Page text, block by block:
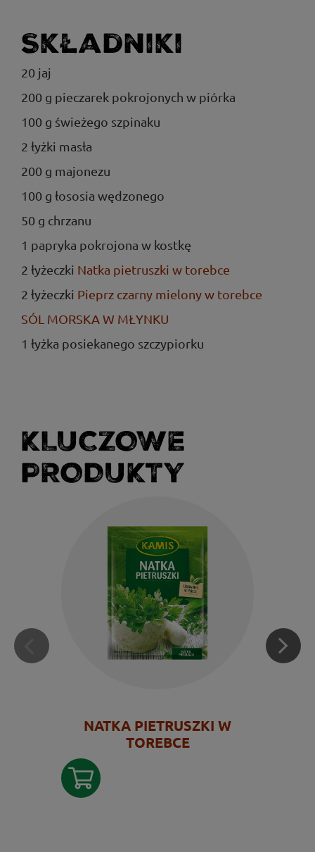
Składniki
20 jaj
200 g pieczarek pokrojonych w piórka
100 g świeżego szpinaku
2 łyżki masła
200 g majonezu
100 g łososia wędzonego
50 g chrzanu
1 papryka pokrojona w kostkę
2 łyżeczki Natka pietruszki w torebce
2 łyżeczki Pieprz czarny mielony w torebce
SÓL MORSKA W MŁYNKU
1 łyżka posiekanego szczypiorku
KLUCZOWE
PRODUKTY
NATKA PIETRUSZKI W
TOREBCE